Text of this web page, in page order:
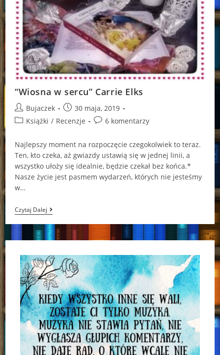
“Wiosna w sercu” Carrie Elks
Post
author:
Bujaczek
Post
published:
30 maja, 2019
PostKsiążki / Recenzje
Post6 komentarzy
Najlepszy moment na rozpoczęcie czegokolwiek to teraz.
Ten, kto czeka, aż gwiazdy ustawią się w jednej linii, a
wszystko ułoży się idealnie, będzie czekał bez końca.*
Nasze życie jest pasmem wydarzeń, których nie jesteśmy
w…
Czytaj Dalej“Wiosna
W
Sercu”
Carrie
Elks